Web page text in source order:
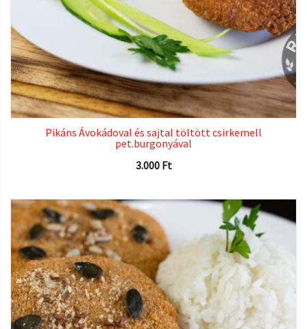
Pikáns Ávokádoval és sajtal töltött csirkemell
pet.burgonyával
3.000 Ft